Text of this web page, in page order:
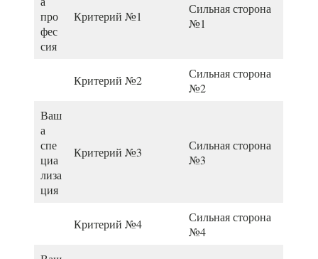
про
фес
сия
Критерий №1
Сильная сторона
№1
Критерий №2
Сильная сторона
№2
Ваш
а
спе
циа
лиза
ция
Критерий №3
Сильная сторона
№3
Критерий №4
Сильная сторона
№4